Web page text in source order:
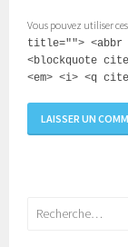
Vous pouvez utiliser
title=""> <abbr
<blockquote
<em> <i> <q
Rechercher :